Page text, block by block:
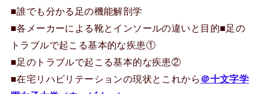
■誰でも分かる足の機能解剖学
■各メーカーによる靴とインソールの違いと目的■足の
トラブルで起こる基本的な疾患①
■足のトラブルで起こる基本的な疾患②
■在宅リハビリテーションの現状とこれから ＠十文字学